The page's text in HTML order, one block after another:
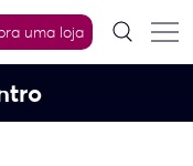
uma loja